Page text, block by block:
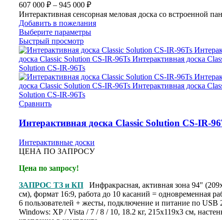
607 000 ₽ – 945 000 ₽
Интерактивная сенсорная меловая доска со встроенной
Добавить в пожелания
Выберите параметры
Быстрый просмотр
Сравнить
Интерактивная доска Classic Solution CS-IR-
Интерактивные доски
ЦЕНА ПО ЗАПРОСУ
Цена по запросу!
ЗАПРОС ТЗ и КП Инфракрасная, активная зона 94"
см), формат 16:9, работа до 10 касаний = одновременная
6 пользователей + жесты, подключение и питание по USB
Windows: XP / Vista / 7 / 8 / 10, 18.2 кг, 215x119x3 см,